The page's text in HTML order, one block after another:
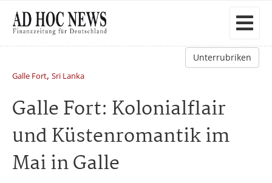
Unterrubriken
Galle Fort, Sri Lanka
Galle Fort: Kolonialflair
und Küstenromantik im
Mai in Galle